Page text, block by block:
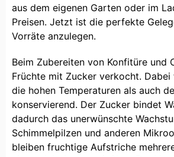
aus dem eigenen Garten oder im
Preisen. Jetzt ist die perfekte
Vorräte anzulegen.
Beim Zubereiten von Konfitüre und
Früchte mit Zucker verkocht.
die hohen Temperaturen als auch
konservierend. Der Zucker bindet
dadurch das unerwünschte
Schimmelpilzen und anderen
bleiben fruchtige Aufstriche